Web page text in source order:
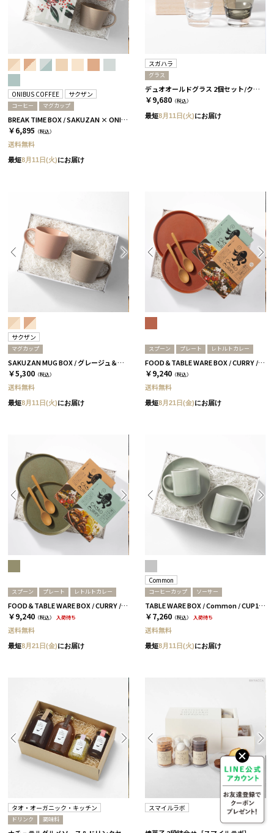
ONIBUS COFFEE サクザン
コーヒー マグカップ
BREAK TIME BOX / SAKUZAN × ONIBUS COFFEE グレージュ＆コーラルベージュ
￥6,895 （税込）
送料無料
最短8月11日(火)にお届け
スガハラ
グラス
デュオオールドグラス 2個セット/クリアー＆カーボンブラック［スガハラ］
￥9,680 （税込）
最短8月11日(火)にお届け
サクザン
マグカップ
SAKUZAN MUG BOX / グレージュ＆コーラルベージュ［サクザン×HYACCA］
￥5,300 （税込）
送料無料
最短8月11日(火)にお届け
スプーン プレート レトルトカレー
FOOD＆TABLE WARE BOX / CURRY / ブラッドオレンジ
￥9,240 （税込）
送料無料
最短8月21日(金)にお届け
スプーン プレート レトルトカレー
FOOD＆TABLE WARE BOX / CURRY / ターコイズ
￥9,240 （税込） 入荷待ち
送料無料
最短8月21日(金)にお届け
Common
コーヒーカップ ソーサー
TABLE WARE BOX / Common / CUP180ml&SAUCER / グレー［コモン］
￥7,260 （税込） 入荷待ち
送料無料
最短8月11日(火)にお届け
タオ・オーガニック・キッチン
ドリンク 調味料
スマイルラボ